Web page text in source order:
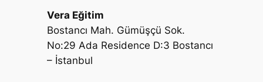
Vera Eğitim
Bostancı Mah. Gümüşçü Sok.
No:29 Ada Residence D:3 Bostancı
– İstanbul